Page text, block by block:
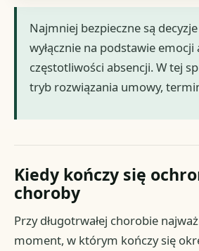
Najmniej bezpieczne są
wyłącznie na podstawie emocji
częstotliwości absencji. W tej
tryb rozwiązania umowy,
Kiedy kończy się
choroby
Przy długotrwałej chorobie
moment, w którym kończy się